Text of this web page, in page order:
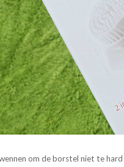
om de borstel niet te